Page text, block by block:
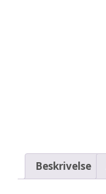
Beskrivelse